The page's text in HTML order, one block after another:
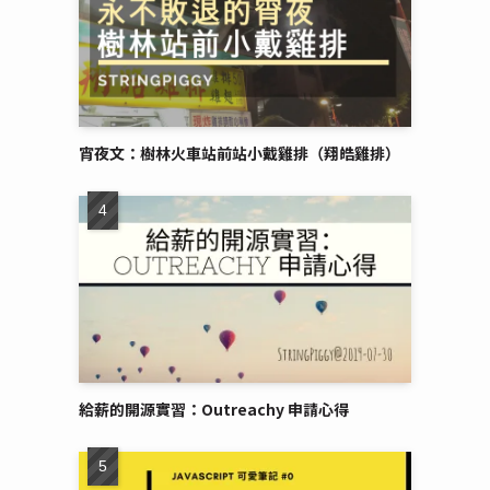
宵夜文：樹林火車站前站小戴雞排（翔皓雞排）
給薪的開源實習：Outreachy 申請心得